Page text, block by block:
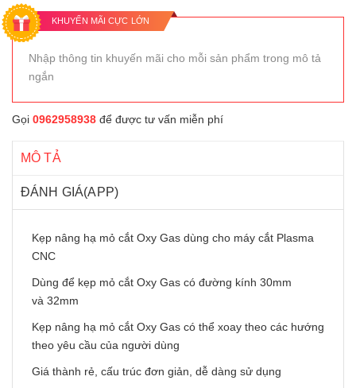
KHUYẾN MÃI CỰC LỚN
Nhập thông tin khuyến mãi cho mỗi sản phẩm trong mô tả
ngắn
Gọi 0962958938 để được tư vấn miễn phí
MÔ TẢ
ĐÁNH GIÁ(APP)
Kẹp nâng hạ mỏ cắt Oxy Gas dùng cho máy cắt Plasma
CNC
Dùng để kẹp mỏ cắt Oxy Gas có đường kính 30mm
và 32mm
Kẹp nâng hạ mỏ cắt Oxy Gas có thể xoay theo các hướng
theo yêu cầu của người dùng
Giá thành rẻ, cấu trúc đơn giản, dễ dàng sử dụng